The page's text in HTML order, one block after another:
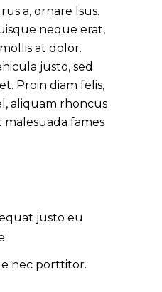
a, ornare lsus.
neque erat,
at dolor.
justo, sed
Proin diam felis,
aliquam rhoncus
fames
justo eu
nec porttitor.